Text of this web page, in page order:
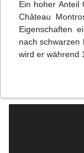
Ein hoher Anteil
Château
Eigenschaften
nach schwarzen
wird er während